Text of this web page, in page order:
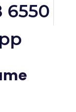
6550